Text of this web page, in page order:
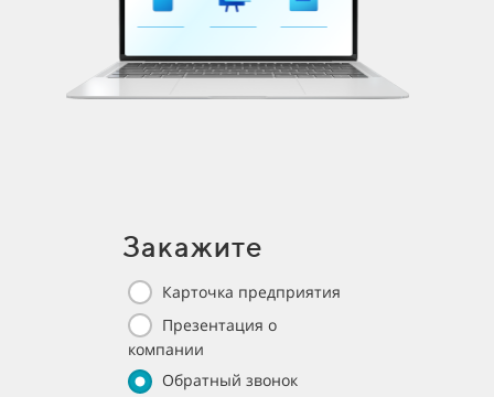
Закажите
Карточка предприятия
Презентация о
компании
Обратный звонок